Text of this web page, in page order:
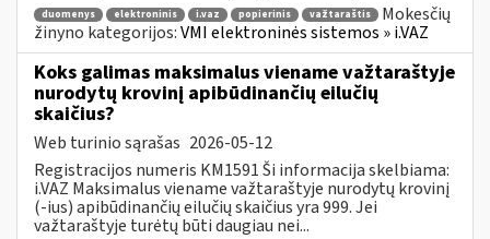
duomenys elektroninis i.vaz popierinis važtaraštis
Mokesčių
žinyno kategorijos:VMI elektroninės sistemos » i.VAZ
Koks galimas maksimalus viename važtaraštyje
nurodytų krovinį apibūdinančių eilučių
skaičius?
Web turinio sąrašas 2026-05-12
Registracijos numeris KM1591 Ši informacija skelbiama:
i.VAZ Maksimalus viename važtaraštyje nurodytų krovinį
(-ius) apibūdinančių eilučių skaičius yra 999. Jei
važtaraštyje turėtų būti daugiau nei...